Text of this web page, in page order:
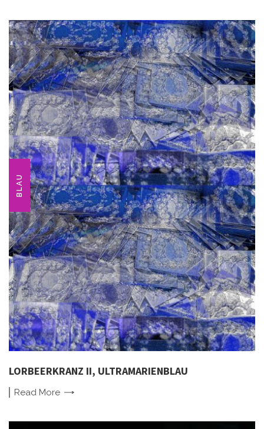
BLAU
LORBEERKRANZ II, ULTRAMARIENBLAU
Read More